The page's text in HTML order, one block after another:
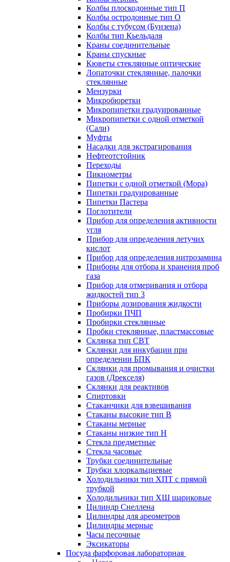
Колбы плоскодонные тип П
Колбы остродонные тип О
Колбы с тубусом (Бунзена)
Колбы тип Кьельдаля
Краны соединительные
Краны спускные
Кюветы стеклянные оптические
Лопаточки стеклянные, палочки
стеклянные
Мензурки
Микробюретки
Микропипетки градуированные
Микропипетки с одной отметкой
(Сали)
Муфты
Насадки для экстрагирования
Нефтеотстойник
Переходы
Пикнометры
Пипетки с одной отметкой (Мора)
Пипетки градуированные
Пипетки Пастера
Поглотители
Прибор для определения активности
угля
Прибор для определения летучих
кислот
Прибор для определения нитрозамина
Приборы для отбора и хранения проб
газа
Прибор для отмеривания и отбора
жидкостей тип 3
Приборы дозирования жидкости
Пробирки ПЧП
Пробирки стеклянные
Пробки стеклянные, пластмассовые
Склянка тип СВТ
Склянки для инкубации при
определении БПК
Склянки для промывания и очистки
газов (Дрекселя)
Склянки для реактивов
Спиртовки
Стаканчики для взвешивания
Стаканы высокие тип В
Стаканы мерные
Стаканы низкие тип Н
Стекла предметные
Стекла часовые
Трубки соединительные
Трубки хлоркальциевые
Холодильники тип ХПТ с прямой
трубкой
Холодильники тип ХШ шариковые
Цилиндр Снеллена
Цилиндры для ареометров
Цилиндры мерные
Часы песочные
Эксикаторы
Посуда фарфоровая лабораторная